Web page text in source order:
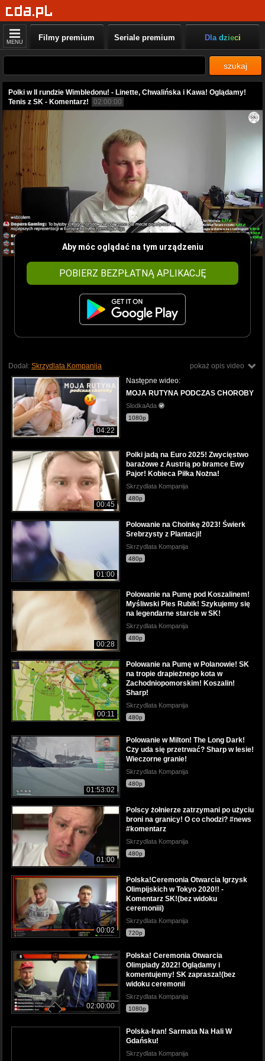
MENU Filmy premium Seriale premium Dla dzieci
szukaj
Polki w II rundzie Wimbledonu! - Linette, Chwalińska i Kawa! Oglądamy!
Tenis z SK - Komentarz!
02:00:00
Aby móc oglądać na tym urządzeniu
POBIERZ BEZPŁATNĄ APLIKACJĘ
pokaż opis video
Dodał: Skrzydlata Kompanija
04:22
Następne wideo:
MOJA RUTYNA PODCZAS CHOROBY
SlodkaAda
1080p
00:45
Polki jadą na Euro 2025! Zwycięstwo
barażowe z Austrią po bramce Ewy
Pajor! Kobieca Piłka Nożna!
Skrzydlata Kompanija
480p
01:00
Polowanie na Choinkę 2023! Świerk
Srebrzysty z Plantacji!
Skrzydlata Kompanija
480p
00:28
Polowanie na Pumę pod Koszalinem!
Myśliwski Pies Rubik! Szykujemy się
na legendarne starcie w SK!
Skrzydlata Kompanija
480p
00:11
Polowanie na Pumę w Polanowie! SK
na tropie drapieżnego kota w
Zachodniopomorskim! Koszalin!
Sharp!
Skrzydlata Kompanija
480p
01:53:02
Polowanie w Milton! The Long Dark!
Czy uda się przetrwać? Sharp w lesie!
Wieczorne granie!
Skrzydlata Kompanija
480p
01:00
Polscy żołnierze zatrzymani po użyciu
broni na granicy! O co chodzi? #news
#komentarz
Skrzydlata Kompanija
480p
00:02
Polska!Ceremonia Otwarcia Igrzysk
Olimpijskich w Tokyo 2020!! -
Komentarz SK!(bez widoku
ceremoniii)
Skrzydlata Kompanija
720p
02:00:00
Polska! Ceremonia Otwarcia
Olimpiady 2022! Oglądamy i
komentujemy! SK zaprasza!(bez
widoku ceremonii
Skrzydlata Kompanija
1080p
Polska-Iran! Sarmata Na Hali W
Gdańsku!
Skrzydlata Kompanija